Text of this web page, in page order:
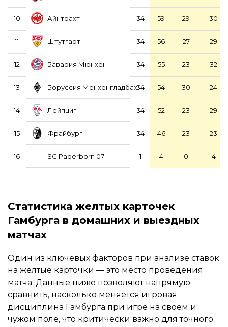
10 Айнтрахт 34 59 29 30
11 Штутгарт 34 56 27 29
12 Бавария Мюнхен 34 55 23 32
13 Боруссия Менхенгладбах34 54 30 24
14 Лейпциг 34 52 23 29
15 Фрайбург 34 46 23 23
16 SC Paderborn 07 1 4 0 4
Статистика желтых карточек
Гамбурга в домашних и выездных
матчах
Один из ключевых факторов при анализе ставок
на желтые карточки — это место проведения
матча. Данные ниже позволяют напрямую
сравнить, насколько меняется игровая
дисциплина Гамбурга при игре на своем и
чужом поле, что критически важно для точного